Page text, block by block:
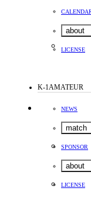
about
LICENSE
K-1AMATEUR
NEWS
match
SPONSOR
about
LICENSE